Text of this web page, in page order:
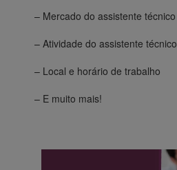
– Mercado do assistente técnico
– Atividade do assistente técnico
– Local e horário de trabalho
– E muito mais!